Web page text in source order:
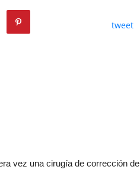
tweet
vez una cirugía de corrección de